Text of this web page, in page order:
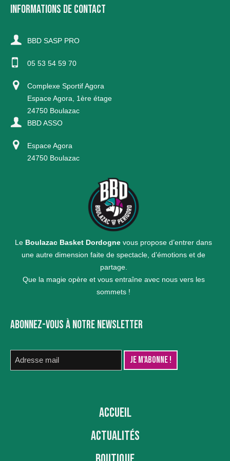
INFORMATIONS DE CONTACT
BBD SASP PRO
05 53 54 59 70
Complexe Sportif Agora
Espace Agora, 1ère étage
24750 Boulazac
BBD ASSO
Espace Agora
24750 Boulazac
Le Boulazac Basket Dordogne vous propose d’entrer dans
une autre dimension faite de spectacle, d’émotions et de
partage.
Que la magie opère et vous entraîne avec nous vers les
sommets !
ABONNEZ-VOUS À NOTRE NEWSLETTER
ACCUEIL
ACTUALITÉS